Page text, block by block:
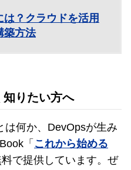
？クラウドを活用
築方法
りたい方へ
は何か、DevOpsが生み
「 これから始める
料で提供しています。ぜ